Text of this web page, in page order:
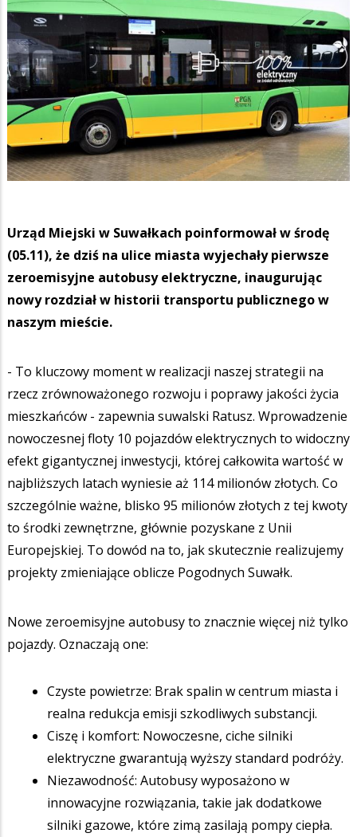
Urząd Miejski w Suwałkach poinformował w środę
(05.11), że dziś na ulice miasta wyjechały pierwsze
zeroemisyjne autobusy elektryczne, inaugurując
nowy rozdział w historii transportu publicznego w
naszym mieście.
- To kluczowy moment w realizacji naszej strategii na
rzecz zrównoważonego rozwoju i poprawy jakości życia
mieszkańców - zapewnia suwalski Ratusz. Wprowadzenie
nowoczesnej floty 10 pojazdów elektrycznych to widoczny
efekt gigantycznej inwestycji, której całkowita wartość w
najbliższych latach wyniesie aż 114 milionów złotych. Co
szczególnie ważne, blisko 95 milionów złotych z tej kwoty
to środki zewnętrzne, głównie pozyskane z Unii
Europejskiej. To dowód na to, jak skutecznie realizujemy
projekty zmieniające oblicze Pogodnych Suwałk.
Nowe zeroemisyjne autobusy to znacznie więcej niż tylko
pojazdy. Oznaczają one:
Czyste powietrze: Brak spalin w centrum miasta i
realna redukcja emisji szkodliwych substancji.
Ciszę i komfort: Nowoczesne, ciche silniki
elektryczne gwarantują wyższy standard podróży.
Niezawodność: Autobusy wyposażono w
innowacyjne rozwiązania, takie jak dodatkowe
silniki gazowe, które zimą zasilają pompy ciepła.